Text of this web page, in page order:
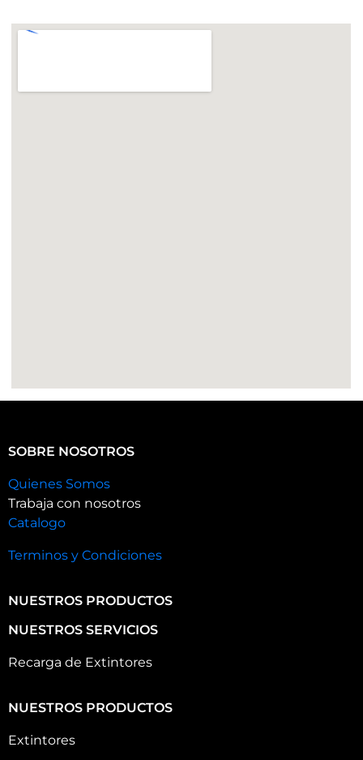
SOBRE NOSOTROS
Quienes Somos
Trabaja con nosotros
Catalogo
Terminos y Condiciones
NUESTROS PRODUCTOS
NUESTROS SERVICIOS
Recarga de Extintores
NUESTROS PRODUCTOS
Extintores